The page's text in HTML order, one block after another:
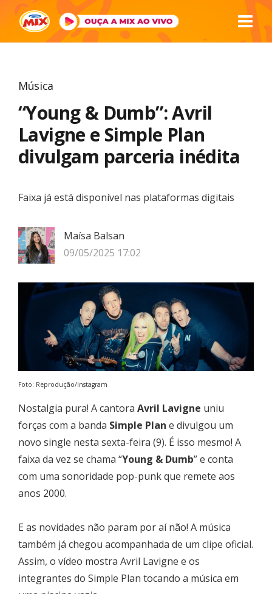
Música
“Young & Dumb”: Avril
Lavigne e Simple Plan
divulgam parceria inédita
Faixa já está disponível nas plataformas digitais
Maísa Balsan
09/05/2025 17:02
Foto: Reprodução/Instagram
Nostalgia pura! A cantora Avril Lavigne uniu
forças com a banda Simple Plan e divulgou um
novo single nesta sexta-feira (9). É isso mesmo! A
faixa da vez se chama “Young & Dumb” e conta
com uma sonoridade pop-punk que remete aos
anos 2000.
E as novidades não param por aí não! A música
também já chegou acompanhada de um clipe oficial.
Assim, o vídeo mostra Avril Lavigne e os
integrantes do Simple Plan tocando a música em